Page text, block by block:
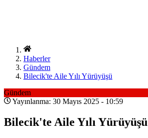
Haberler
Gündem
Bilecik'te Aile Yılı Yürüyüşü
Gündem
Yayınlanma: 30 Mayıs 2025 - 10:59
Bilecik'te Aile Yılı Yürüyüşü